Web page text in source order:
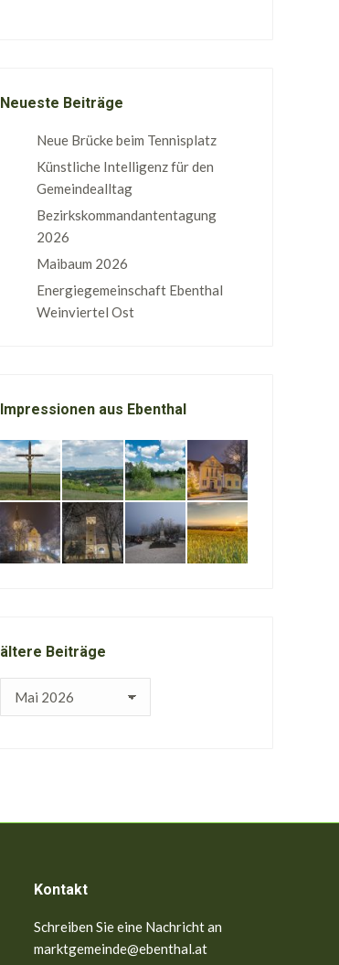
Neueste Beiträge
Neue Brücke beim Tennisplatz
Künstliche Intelligenz für den
Gemeindealltag
Bezirkskommandantentagung
2026
Maibaum 2026
Energiegemeinschaft Ebenthal
Weinviertel Ost
Impressionen aus Ebenthal
ältere Beiträge
Kontakt
Schreiben Sie eine Nachricht an
marktgemeinde@ebenthal.at